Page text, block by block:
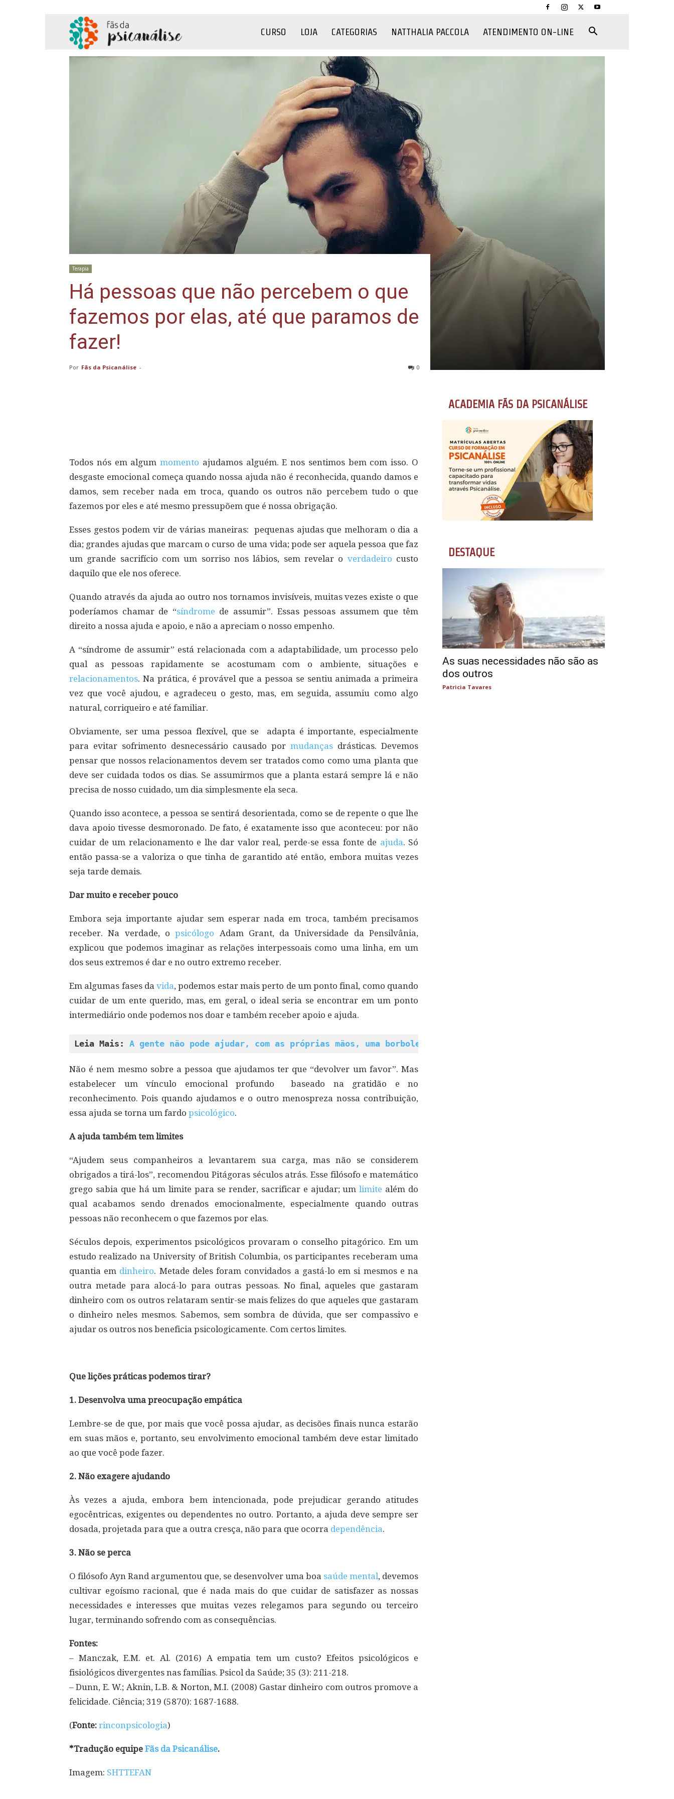
CURSO LOJA CATEGORIAS NATTHALIA PACCOLA ATENDIMENTO ON-LINE
Terapia
Há pessoas que não percebem o que
fazemos por elas, até que paramos de
fazer!
Por Fãs da Psicanálise - 0
Todos nós em algummomento ajudamos alguém. E nos sentimos bem com isso. O
desgaste emocional começa quando nossa ajuda não é reconhecida, quando damos e
damos, sem receber nada em troca, quando os outros não percebem tudo o que
fazemos por eles e até mesmo pressupõem que é nossa obrigação.
Esses gestos podem vir de várias maneiras: pequenas ajudas que melhoram o dia a
dia; grandes ajudas que marcam o curso de uma vida; pode ser aquela pessoa que faz
um grande sacrifício com um sorriso nos lábios, sem revelar o verdadeiro custo
daquilo que ele nos oferece.
Quando através da ajuda ao outro nos tornamos invisíveis, muitas vezes existe o que
poderíamos chamar de “síndrome de assumir”. Essas pessoas assumem que têm
direito a nossa ajuda e apoio, e não a apreciam o nosso empenho.
A “síndrome de assumir” está relacionada com a adaptabilidade, um processo pelo
qual as pessoas rapidamente se acostumam com o ambiente, situações e
relacionamentos. Na prática, é provável que a pessoa se sentiu animada a primeira
vez que você ajudou, e agradeceu o gesto, mas, em seguida, assumiu como algo
natural, corriqueiro e até familiar.
Obviamente, ser uma pessoa flexível, que se adapta é importante, especialmente
para evitar sofrimento desnecessário causado por mudanças drásticas. Devemos
pensar que nossos relacionamentos devem ser tratados como como uma planta que
deve ser cuidada todos os dias. Se assumirmos que a planta estará sempre lá e não
precisa de nosso cuidado, um dia simplesmente ela seca.
Quando isso acontece, a pessoa se sentirá desorientada, como se de repente o que lhe
dava apoio tivesse desmoronado. De fato, é exatamente isso que aconteceu: por não
cuidar de um relacionamento e lhe dar valor real, perde-se essa fonte de ajuda. Só
então passa-se a valoriza o que tinha de garantido até então, embora muitas vezes
seja tarde demais.
Dar muito e receber pouco
Embora seja importante ajudar sem esperar nada em troca, também precisamos
receber. Na verdade, opsicólogo Adam Grant, da Universidade da Pensilvânia,
explicou que podemos imaginar as relações interpessoais como uma linha, em um
dos seus extremos é dar e no outro extremo receber.
Em algumas fases davida, podemos estar mais perto de um ponto final, como quando
cuidar de um ente querido, mas, em geral, o ideal seria se encontrar em um ponto
intermediário onde podemos nos doar e também receber apoio e ajuda.
Leia Mais: A gente não pode ajudar, com as próprias mãos, uma borboleta a sair do casulo
Não é nem mesmo sobre a pessoa que ajudamos ter que “devolver um favor”. Mas
estabelecer um vínculo emocional profundo baseado na gratidão e no
reconhecimento. Pois quando ajudamos e o outro menospreza nossa contribuição,
essa ajuda se torna um fardo psicológico.
A ajuda também tem limites
“Ajudem seus companheiros a levantarem sua carga, mas não se considerem
obrigados a tirá-los”, recomendou Pitágoras séculos atrás. Esse filósofo e matemático
grego sabia que há um limite para se render, sacrificar e ajudar; umlimite além do
qual acabamos sendo drenados emocionalmente, especialmente quando outras
pessoas não reconhecem o que fazemos por elas.
Séculos depois, experimentos psicológicos provaram o conselho pitagórico. Em um
estudo realizado na University of British Columbia, os participantes receberam uma
quantia em dinheiro. Metade deles foram convidados a gastá-lo em si mesmos e na
outra metade para alocá-lo para outras pessoas. No final, aqueles que gastaram
dinheiro com os outros relataram sentir-se mais felizes do que aqueles que gastaram
o dinheiro neles mesmos. Sabemos, sem sombra de dúvida, que ser compassivo e
ajudar os outros nos beneficia psicologicamente. Com certos limites.
Que lições práticas podemos tirar?
1. Desenvolva uma preocupação empática
Lembre-se de que, por mais que você possa ajudar, as decisões finais nunca estarão
em suas mãos e, portanto, seu envolvimento emocional também deve estar limitado
ao que você pode fazer.
2. Não exagere ajudando
Às vezes a ajuda, embora bem intencionada, pode prejudicar gerando atitudes
egocêntricas, exigentes ou dependentes no outro. Portanto, a ajuda deve sempre ser
dosada, projetada para que a outra cresça, não para que ocorra dependência.
3. Não se perca
O filósofo Ayn Rand argumentou que, se desenvolver uma boa saúde mental, devemos
cultivar egoísmo racional, que é nada mais do que cuidar de satisfazer as nossas
necessidades e interesses que muitas vezes relegamos para segundo ou terceiro
lugar, terminando sofrendo com as consequências.
Fontes:
– Manczak, E.M. et. Al. (2016) A empatia tem um custo? Efeitos psicológicos e
fisiológicos divergentes nas famílias. Psicol da Saúde; 35 (3): 211-218.
– Dunn, E. W.; Aknin, L.B. & Norton, M.I. (2008) Gastar dinheiro com outros promove a
felicidade. Ciência; 319 (5870): 1687-1688.
(Fonte: rinconpsicologia)
*Tradução equipe Fãs da Psicanálise.
Imagem: SHTTEFAN
ACADEMIA FÃS DA PSICANÁLISE
DESTAQUE
As suas necessidades não são as
dos outros
Patricia Tavares